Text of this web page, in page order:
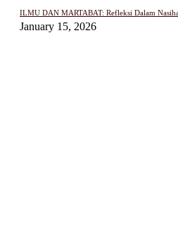
ILMU DAN MARTABAT: Refleksi Dalam
January 15, 2026